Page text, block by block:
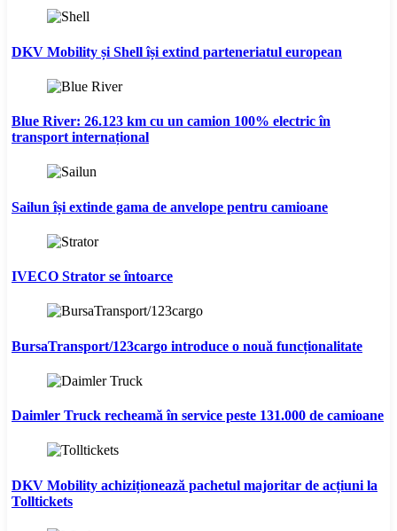
DKV Mobility și Shell își extind parteneriatul european
Blue River: 26.123 km cu un camion 100% electric în
transport internațional
Sailun își extinde gama de anvelope pentru camioane
IVECO Strator se întoarce
BursaTransport/123cargo introduce o nouă funcționalitate
Daimler Truck recheamă în service peste 131.000 de camioane
DKV Mobility achiziționează pachetul majoritar de acțiuni la
Tolltickets